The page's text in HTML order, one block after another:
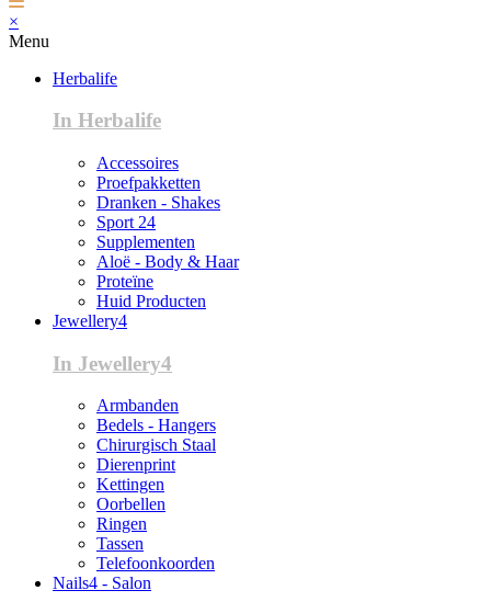
×
Menu
Herbalife
In Herbalife
Accessoires
Proefpakketten
Dranken - Shakes
Sport 24
Supplementen
Aloë - Body & Haar
Proteïne
Huid Producten
Jewellery4
In Jewellery4
Armbanden
Bedels - Hangers
Chirurgisch Staal
Dierenprint
Kettingen
Oorbellen
Ringen
Tassen
Telefoonkoorden
Nails4 - Salon